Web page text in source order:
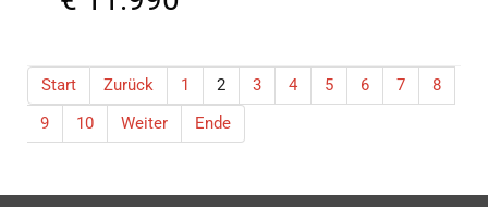
Start Zurück 1 2 3 4 5 6 7
8
9
10 Weiter Ende